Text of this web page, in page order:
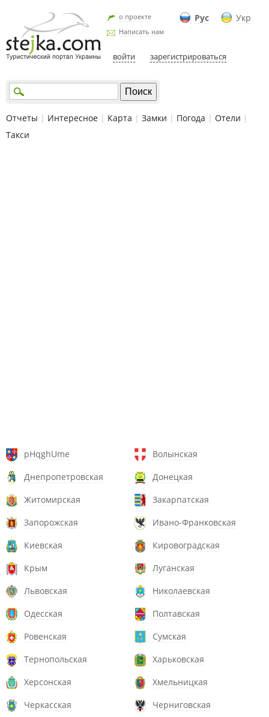
Рус Укр
о проекте
Написать нам
войти зарегистрироваться
Отчеты | Интересное | Карта | Замки | Погода | Отели |
Такси
pHqghUme
Волынская
Днепропетровская
Донецкая
Житомирская
Закарпатская
Запорожская
Ивано-Франковская
Киевская
Кировоградская
Крым
Луганская
Львовская
Николаевская
Одесская
Полтавская
Ровенская
Сумская
Тернопольская
Харьковская
Херсонская
Хмельницкая
Черкасская
Черниговская